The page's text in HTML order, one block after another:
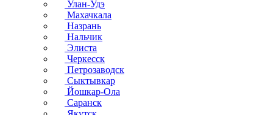
Улан-Удэ
Махачкала
Назрань
Нальчик
Элиста
Черкесск
Петрозаводск
Сыктывкар
Йошкар-Ола
Саранск